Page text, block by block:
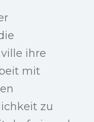
ihre
mit
zu